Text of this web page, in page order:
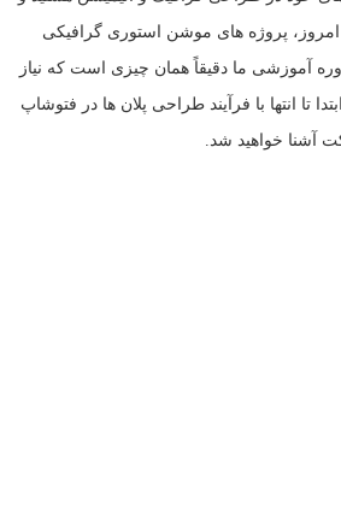
امروز، پروژه های موشن استوری گرافیکی
آموزشی ما دقیقاً همان چیزی است که نیاز
تا انتها با فرآیند طراحی پلان ها در فتوشاپ
آشنا خواهید شد.